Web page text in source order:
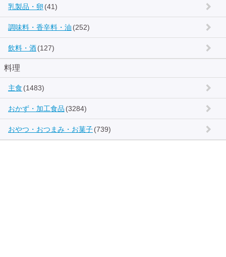
乳製品・卵 (41)
調味料・香辛料・油 (252)
飲料・酒(127)
料理
主食 (1483)
おかず・加工食品 (3284)
おやつ・おつまみ・お菓子(739)